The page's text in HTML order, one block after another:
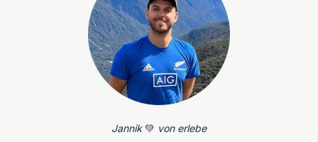
Jannik💚 von erlebe